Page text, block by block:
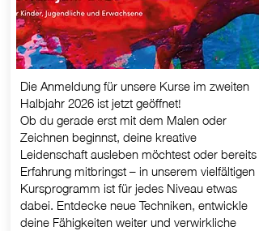
Die Anmeldung für unsere Kurse im zweiten
Halbjahr 2026 ist jetzt geöffnet!
Ob du gerade erst mit dem Malen oder
Zeichnen beginnst, deine kreative
Leidenschaft ausleben möchtest oder bereits
Erfahrung mitbringst – in unserem vielfältigen
Kursprogramm ist für jedes Niveau etwas
dabei. Entdecke neue Techniken, entwickle
deine Fähigkeiten weiter und verwirkliche